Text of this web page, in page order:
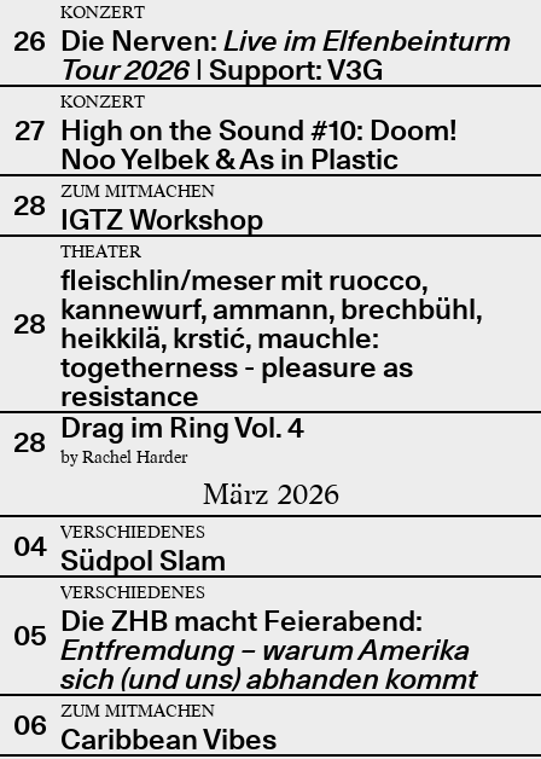
26
KONZERT
Die Nerven: Live im Elfenbeinturm
Tour 2026| Support: V3G
27
KONZERT
High on the Sound #10: Doom!
Noo Yelbek & As in Plastic
28
ZUM MITMACHEN
IGTZ Workshop
28
THEATER
fleischlin/meser mit ruocco,
kannewurf, ammann, brechbühl,
heikkilä, krstić, mauchle:
togetherness - pleasure as
resistance
28 Drag im Ring Vol. 4
by Rachel Harder
März 2026
04 VERSCHIEDENES
Südpol Slam
05
VERSCHIEDENES
Die ZHB macht Feierabend:
Entfremdung – warum Amerika
sich (und uns) abhanden kommt
06
ZUM MITMACHEN
Caribbean Vibes